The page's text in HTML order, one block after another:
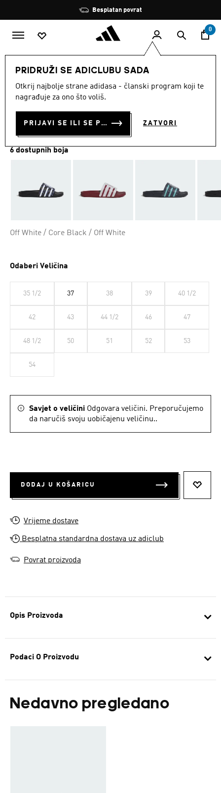
Zaustavi
rotaciju
Besplatan povrat
0
PRIDRUŽI SE ADICLUBU SADA
Otkrij najbolje strane adidasa - članski program koji te
nagrađuje za ono što voliš.
PRIJAVI SE ILI SE PRIDRUŽI SADA ZATVORI
Opis Proizvoda
Podaci O Proizvodu
Nedavno pregledano
NATIKAČE TREFOIL
€ 50.00
6 dostupnih boja
Off White / Core Black / Off White
Odaberi Veličina
35 1/2 37 38 39 40 1/2
42 43 44 1/2 46 47
48 1/2 50 51 52 53
54
Savjet o veličini Odgovara veličini. Preporučujemo
da naručiš svoju uobičajenu veličinu..
DODAJ U KOŠARICU
Vrijeme dostave
Besplatna standardna dostava uz adiclub
Povrat proizvoda